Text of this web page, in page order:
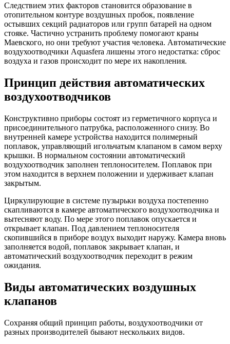
Следствием этих факторов становится образование в
отопительном контуре воздушных пробок, появление
остывших секций радиаторов или групп батарей на одном
стояке. Частично устранить проблему помогают краны
Маевского, но они требуют участия человека. Автоматические
воздухоотводчики Aquasfera лишены этого недостатка: сброс
воздуха и газов происходит по мере их накопления.
Принцип действия автоматических
воздухоотводчиков
Конструктивно приборы состоят из герметичного корпуса и
присоединительного патрубка, расположенного снизу. Во
внутренней камере устройства находится полимерный
поплавок, управляющий игольчатым клапаном в самом верху
крышки. В нормальном состоянии автоматический
воздухоотводчик заполнен теплоносителем. Поплавок при
этом находится в верхнем положении и удерживает клапан
закрытым.
Циркулирующие в системе пузырьки воздуха постепенно
скапливаются в камере автоматического воздухоотводчика и
вытесняют воду. По мере этого поплавок опускается и
открывает клапан. Под давлением теплоносителя
скопившийся в приборе воздух выходит наружу. Камера вновь
заполняется водой, поплавок закрывает клапан, и
автоматический воздухоотводчик переходит в режим
ожидания.
Виды автоматических воздушных
клапанов
Сохраняя общий принцип работы, воздухоотводчики от
разных производителей бывают нескольких видов.